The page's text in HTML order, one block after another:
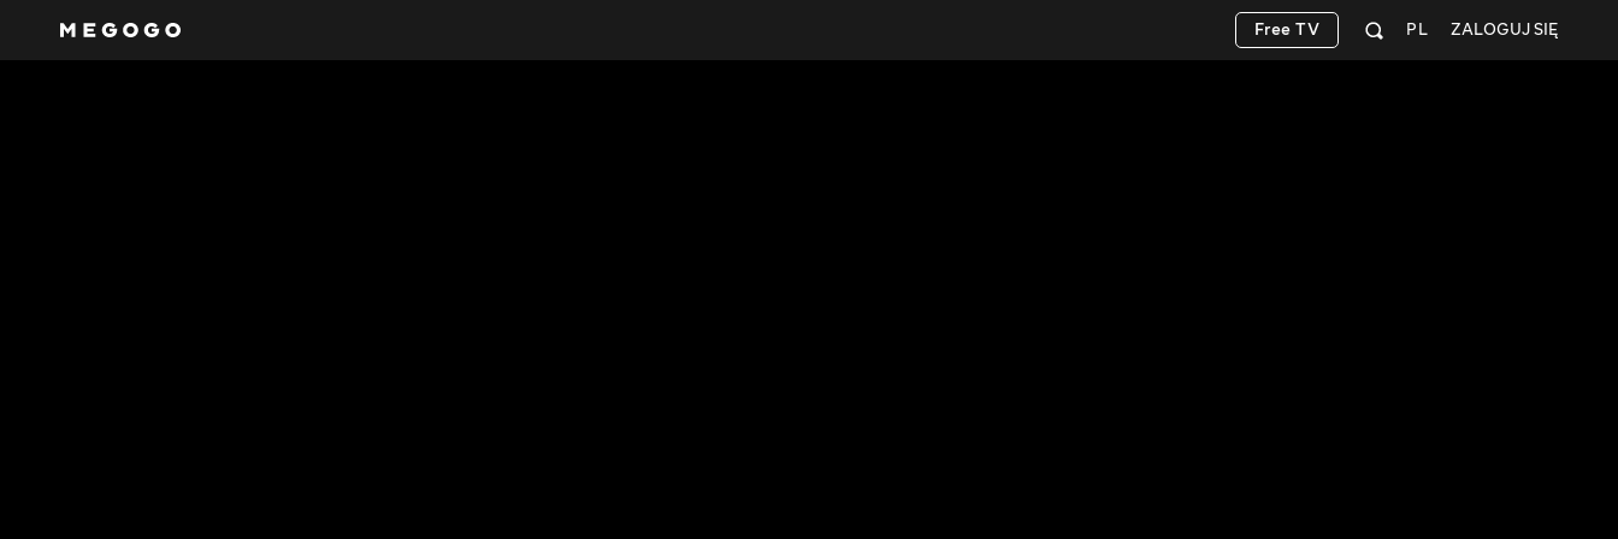
ZALOGUJ SIĘ
PL
Free TV